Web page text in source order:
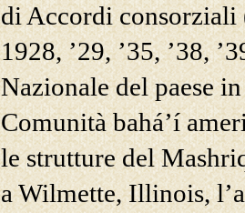
di Accordi consorziali
1928, ’29, ’35, ’38,
Nazionale del paese
Comunità bahá’í
le strutture del
a Wilmette, Illinois,